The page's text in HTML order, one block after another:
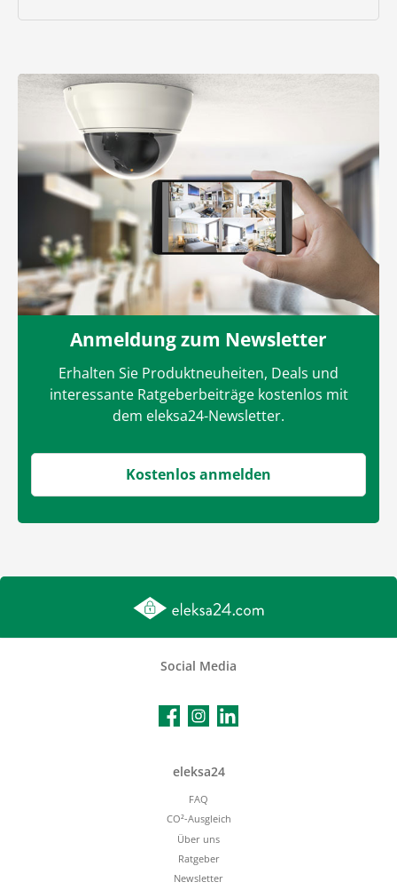
Anmeldung zum Newsletter
Erhalten Sie Produktneuheiten, Deals und
interessante Ratgeberbeiträge kostenlos mit
dem eleksa24-Newsletter.
Kostenlos anmelden
Social Media
FacebookInstagramLinkedIn
eleksa24
FAQ
CO²-Ausgleich
Über uns
Ratgeber
Newsletter